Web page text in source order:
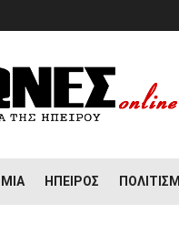
ΉΠΕΙΡΟΣ